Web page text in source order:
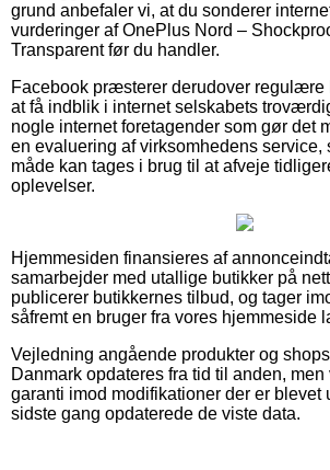
grund anbefaler vi, at du sonderer
vurderinger af OnePlus Nord –
Transparent før du handler.
Facebook præsterer derudover regulære
at få indblik i internet selskabets
nogle internet foretagender som gør det
en evaluering af virksomhedens service,
måde kan tages i brug til at afveje
oplevelser.
Hjemmesiden finansieres af
samarbejder med utallige butikker på
publicerer butikkernes tilbud, og tager
såfremt en bruger fra vores hjemmeside
Vejledning angående produkter og
Danmark opdateres fra tid til anden,
garanti imod modifikationer der er blevet
sidste gang opdaterede de viste data.